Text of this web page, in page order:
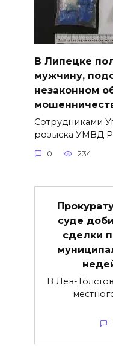
В Липецке
мужчину,
незаконном
Сотрудниками
розыска УМВД
0 234
суде
сделки
В Лев-